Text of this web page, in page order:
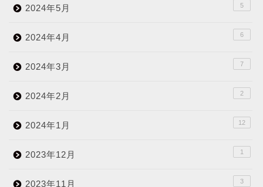
2024年5月 5
2024年4月 6
2024年3月 7
2024年2月 2
2024年1月 12
2023年12月 1
2023年11月 3